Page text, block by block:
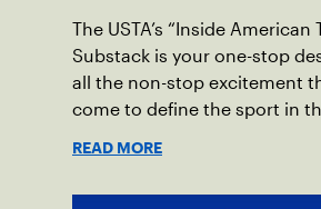
The USTA’s “Inside American
Substack is your one-stop
all the non-stop excitement
come to define the sport in
READ MORE